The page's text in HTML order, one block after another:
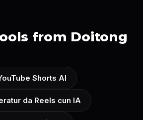
from Doitong
Shorts AI
da Reels cun IA